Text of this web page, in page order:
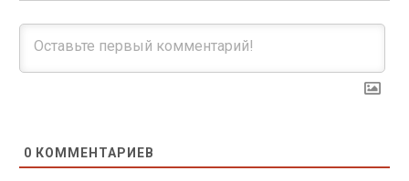
0 КОММЕНТАРИЕВ